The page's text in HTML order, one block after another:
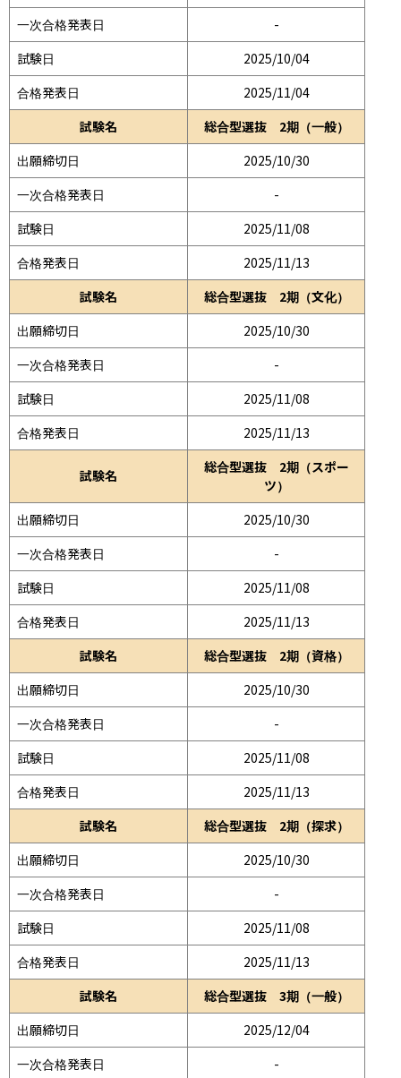
一次合格発表日
-
試験日
2025/10/04
合格発表日
2025/11/04
試験名
総合型選抜 2期（一般）
出願締切日
2025/10/30
一次合格発表日
-
試験日
2025/11/08
合格発表日
2025/11/13
試験名
総合型選抜 2期（文化）
出願締切日
2025/10/30
一次合格発表日
-
試験日
2025/11/08
合格発表日
2025/11/13
試験名
総合型選抜 2期（スポー
ツ）
出願締切日
2025/10/30
一次合格発表日
-
試験日
2025/11/08
合格発表日
2025/11/13
試験名
総合型選抜 2期（資格）
出願締切日
2025/10/30
一次合格発表日
-
試験日
2025/11/08
合格発表日
2025/11/13
試験名
総合型選抜 2期（探求）
出願締切日
2025/10/30
一次合格発表日
-
試験日
2025/11/08
合格発表日
2025/11/13
試験名
総合型選抜 3期（一般）
出願締切日
2025/12/04
一次合格発表日
-